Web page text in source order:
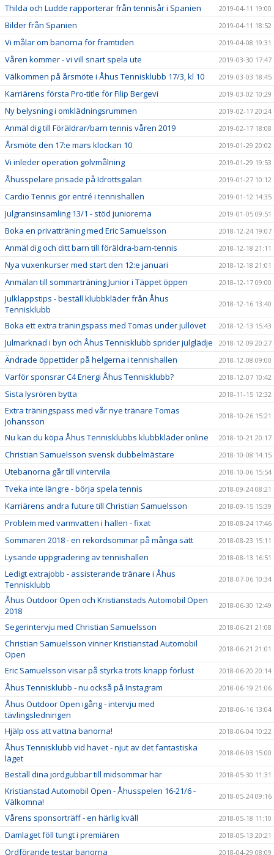
Thilda och Ludde rapporterar från tennisår i Spanien 2019-04-11 19:00
Bilder från Spanien 2019-04-11 18:52
Vi målar om banorna för framtiden 2019-04-08 19:31
Våren kommer - vi vill snart spela ute 2019-03-30 17:47
Välkommen på årsmöte i Åhus Tennisklubb 17/3, kl 10 2019-03-03 18:45
Karriärens första Pro-title för Filip Bergevi 2019-03-02 10:29
Ny belysning i omklädningsrummen 2019-02-17 20:24
Anmäl dig till Föräldrar/barn tennis våren 2019 2019-02-17 18:08
Årsmöte den 17:e mars klockan 10 2019-01-29 20:02
Vi inleder operation golvmålning 2019-01-29 19:53
Åhusspelare prisade på Idrottsgalan 2019-01-27 10:12
Cardio Tennis gör entré i tennishallen 2019-01-12 14:35
Julgransinsamling 13/1 - stöd juniorerna 2019-01-05 09:51
Boka en privatträning med Eric Samuelsson 2018-12-24 19:07
Anmäl dig och ditt barn till föräldra-barn-tennis 2018-12-18 21:11
Nya vuxenkurser med start den 12:e januari 2018-12-18 21:01
Anmälan till sommarträning Junior i Täppet öppen 2018-12-17 09:00
Julklappstips - beställ klubbkläder från Åhus
Tennisklubb
2018-12-16 13:40
Boka ett extra träningspass med Tomas under jullovet 2018-12-13 15:43
Julmarknad i byn och Åhus Tennisklubb sprider julglädje 2018-12-09 20:27
Ändrade öppettider på helgerna i tennishallen 2018-12-08 09:00
Varför sponsrar C4 Energi Åhus Tennisklubb? 2018-12-07 10:42
Sista lysrören bytta 2018-11-15 12:32
Extra träningspass med vår nye tränare Tomas
Johansson
2018-10-26 15:21
Nu kan du köpa Åhus Tennisklubbs klubbkläder online 2018-10-21 20:17
Christian Samuelsson svensk dubbelmästare 2018-10-08 14:15
Utebanorna går till vintervila 2018-10-06 15:54
Tveka inte längre - börja spela tennis 2018-09-24 08:21
Karriärens andra future till Christian Samuelsson 2018-09-15 15:39
Problem med varmvatten i hallen - fixat 2018-08-24 17:46
Sommaren 2018 - en rekordsommar på många sätt 2018-08-23 15:11
Lysande uppgradering av tennishallen 2018-08-13 16:51
Ledigt extrajobb - assisterande tränare i Åhus
Tennisklubb
2018-07-06 10:34
Åhus Outdoor Open och Kristianstads Automobil Open
2018
2018-06-30 12:49
Segerintervju med Christian Samuelsson 2018-06-21 21:08
Christian Samuelsson vinner Kristianstad Automobil
Open
2018-06-21 21:01
Eric Samuelsson visar på styrka trots knapp förlust 2018-06-20 20:14
Åhus Tennisklubb - nu också på Instagram 2018-06-19 21:06
Åhus Outdoor Open igång - intervju med
tävlingsledningen
2018-06-16 13:04
Hjälp oss att vattna banorna! 2018-06-04 10:22
Åhus Tennisklubb vid havet - njut av det fantastiska
läget
2018-06-03 15:00
Beställ dina jordgubbar till midsommar här 2018-05-30 11:31
Kristianstad Automobil Open - Åhusspelen 16-21/6 -
Välkomna!
2018-05-24 09:16
Vårens sponsorträff - en härlig kväll 2018-05-18 11:10
Damlaget föll tungt i premiären 2018-05-13 20:21
Ordförande testar banorna 2018-04-29 08:09